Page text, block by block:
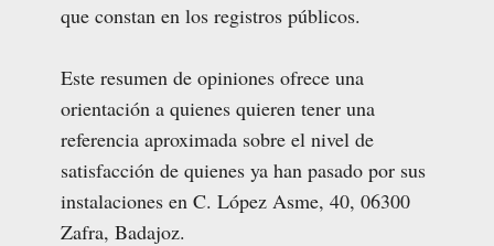
que constan en los registros públicos.
Este resumen de opiniones ofrece una
orientación a quienes quieren tener una
referencia aproximada sobre el nivel de
satisfacción de quienes ya han pasado por sus
instalaciones en C. López Asme, 40, 06300
Zafra, Badajoz.